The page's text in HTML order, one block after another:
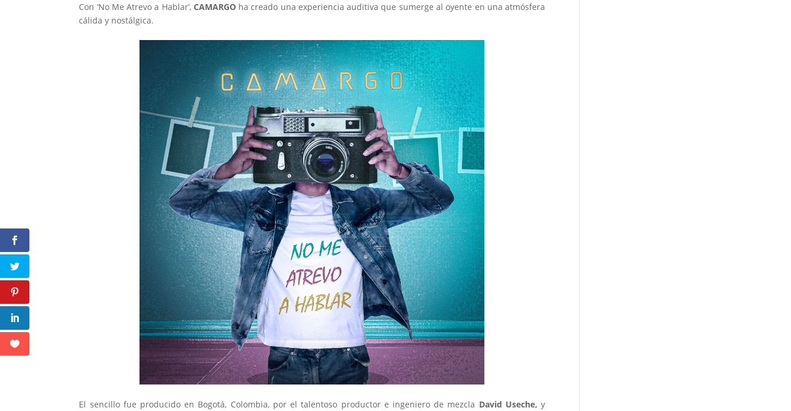
Con ‘No Me Atrevo a Hablar’,CAMARGOha creado una experiencia auditiva que sumerge al oyente en una atmósfera
cálida y nostálgica.
El sencillo fue producido en Bogotá, Colombia, por el talentoso productor e ingeniero de mezcla David Useche, y